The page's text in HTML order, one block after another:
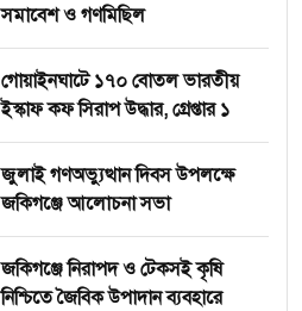
সমাবেশ ও গণমিছিল
গোয়াইনঘাটে ১৭০ বোতল ভারতীয়
ইস্কাফ কফ সিরাপ উদ্ধার, গ্রেপ্তার ১
জুলাই গণঅভ্যুত্থান দিবস উপলক্ষে
জকিগঞ্জে আলোচনা সভা
জকিগঞ্জে নিরাপদ ও টেকসই কৃষি
নিশ্চিতে জৈবিক উপাদান ব্যবহারে